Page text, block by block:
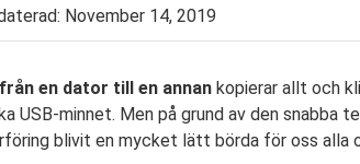
November 14, 2019
en dator till en annan kopierar allt och
USB-minnet. Men på grund av den snabba
blivit en mycket lätt börda för oss alla